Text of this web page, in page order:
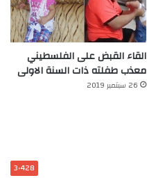
القاء القبض على الفلسطيني
معذب طفلته ذات السنة الاولى
26 سبتمبر 2019
3٬428